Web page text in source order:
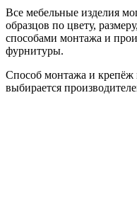
Все мебельные изделия
образцов по цвету,
способами монтажа и
фурнитуры.
Способ монтажа и крепёж
выбирается